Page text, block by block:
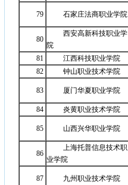
79 石家庄法商职业学院
80
西安高新科技职业学
院
81 江西科技职业学院
82
钟山职业技术学院
83 厦门华夏职业学院
84
炎黄职业技术学院
85 山西兴华职业学院
86
上海托普信息技术职
业学院
87 九州职业技术学院